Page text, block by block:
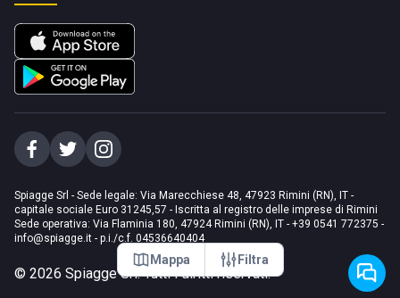
Mappa Filtra
Spiagge Srl - Sede legale: Via Marecchiese 48, 47923 Rimini (RN), IT -
capitale sociale Euro 31245,57 - Iscritta al registro delle imprese di Rimini
Sede operativa: Via Flaminia 180, 47924 Rimini (RN), IT - +39 0541 772375 -
info@spiagge.it - p.i./c.f. 04536640404
© 2026 Spiagge Srl. Tutti i diritti riservati.